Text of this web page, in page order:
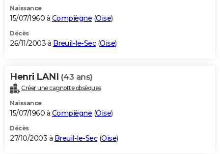
Naissance
15/07/1960 à Compiègne (Oise)
Décès
26/11/2003 à Breuil-le-Sec(Oise)
Henri LANI (43 ans)
Créer une cagnotte obsèques
Naissance
15/07/1960 à Compiègne (Oise)
Décès
27/10/2003 à Breuil-le-Sec(Oise)